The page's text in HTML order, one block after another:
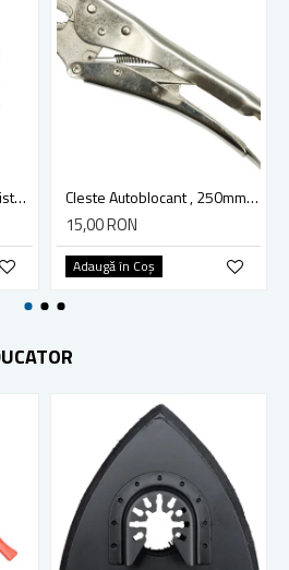
Adaptor electric pentru pistol de nituit, portocaliu, 2.4 - 4.8 mm Cleste Autoblocant , 250mm, Vorel
15,00 RON
Adaugă în Coş